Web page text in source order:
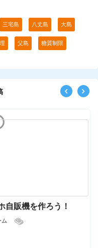
三宅島 八丈島 大島
父島 糖質制限
自販機を作ろう！